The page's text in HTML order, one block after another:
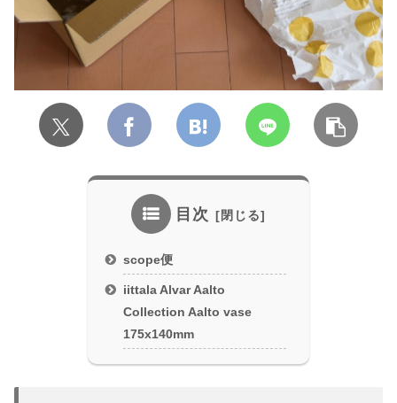
目次
scope便
iittala Alvar Aalto
Collection Aalto vase
175x140mm